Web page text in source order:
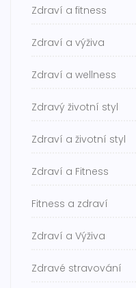
Zdraví a fitness
Zdraví a výživa
Zdraví a wellness
Zdravý životní styl
Zdraví a životní styl
Zdraví a Fitness
Fitness a zdraví
Zdraví a Výživa
Zdravé stravování